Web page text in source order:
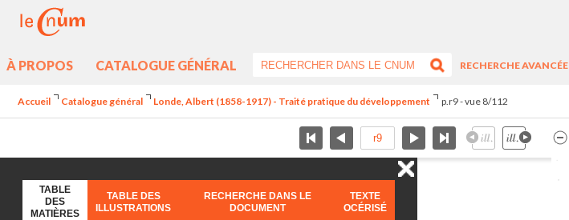
À PROPOS CATALOGUE GÉNÉRAL
RECHERCHE AVANCÉE
Accueil Catalogue général Londe, Albert (1858-1917) - Traité pratique du développement p.r9 - vue 8/112
TABLE
DES
MATIÈRES
TABLE DES
ILLUSTRATIONS
RECHERCHE DANS LE
DOCUMENT
TEXTE
OCÉRISÉ